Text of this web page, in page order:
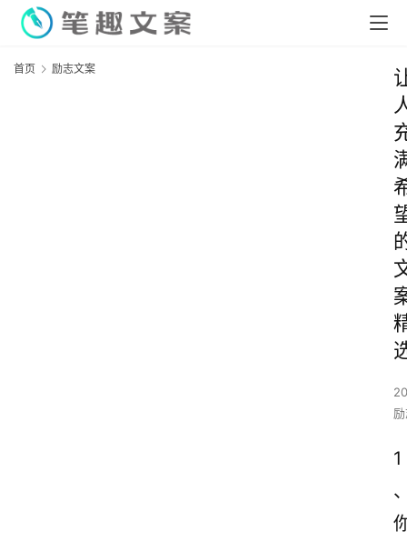
首页 励志文案
1